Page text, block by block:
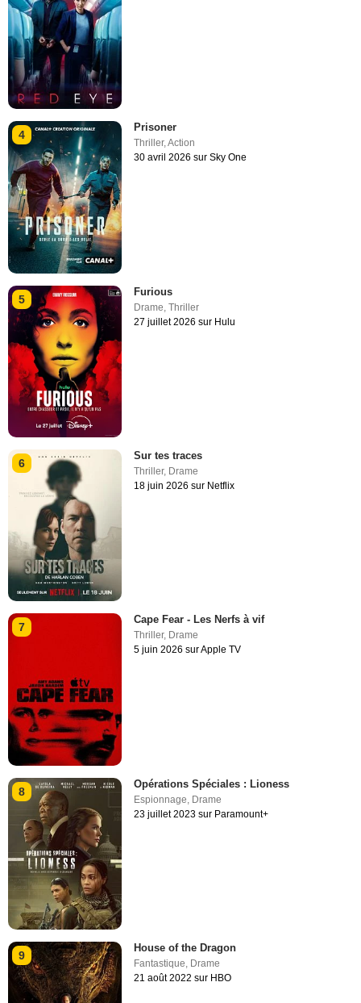
4
Prisoner
Thriller,Action
30 avril 2026 sur Sky One
5
Furious
Drame ,Thriller
27 juillet 2026 sur Hulu
6
Sur tes traces
Thriller, Drame
18 juin 2026 sur Netflix
7
Cape Fear - Les Nerfs à vif
Thriller, Drame
5 juin 2026 sur Apple TV
8
Opérations Spéciales : Lioness
Espionnage Drame
23 juillet 2023 sur Paramount+
9
House of the Dragon
Fantastique, Drame
21 août 2022 sur HBO